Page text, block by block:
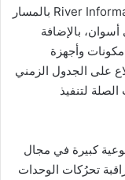
ومتابعة حركة الوحدات النهرية River Information System بالمسار
بالإضافة
وأجهزة
على الجدول الزمني
لتنفيذ
كبيرة في مجال
تحرُكات الوحدات